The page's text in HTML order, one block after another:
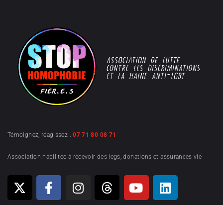
Témoignez, réagissez :07 71 80 08 71
Association habilitée à recevoir des legs, donations et assurances-vie